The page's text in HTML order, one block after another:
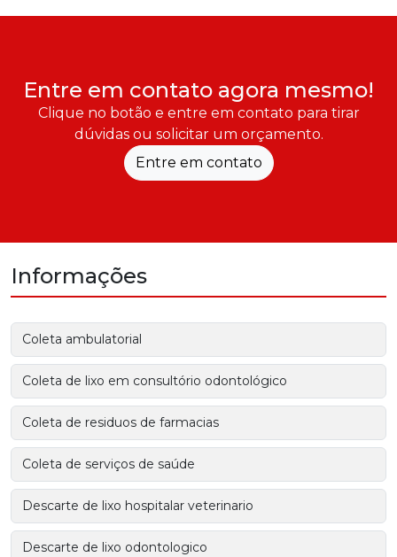
Entre em contato agora mesmo!
Clique no botão e entre em contato para tirar
dúvidas ou solicitar um orçamento.
Entre em contato
Informações
Coleta ambulatorial
Coleta de lixo em consultório odontológico
Coleta de residuos de farmacias
Coleta de serviços de saúde
Descarte de lixo hospitalar veterinario
Descarte de lixo odontologico